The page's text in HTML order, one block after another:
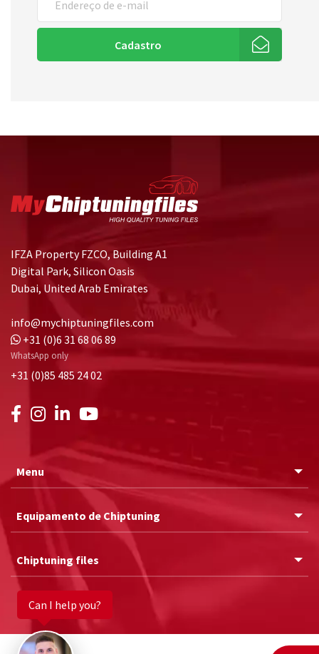
Cadastro
IFZA Property FZCO, Building A1
Digital Park, Silicon Oasis
Dubai, United Arab Emirates
info@mychiptuningfiles.com
+31 (0)6 31 68 06 89
WhatsApp only
+31 (0)85 485 24 02
Menu
Equipamento de Chiptuning
Chiptuning files
Can I help you?